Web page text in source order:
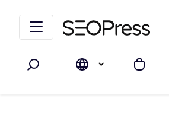
Rechercher Mon panier